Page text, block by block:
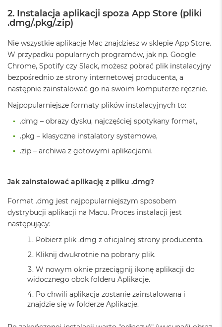
2
G
a
c
B
o
o
k
i
M
o
k
A
i
M
M
a
c
B
o
2. Instalacja aplikacji spoza App Store (pliki
.dmg/.pkg/.zip)
Nie wszystkie aplikacje Mac znajdziesz w sklepie App Store.
W przypadku popularnych programów, jak np. Google
Chrome, Spotify czy Slack, możesz pobrać plik instalacyjny
bezpośrednio ze strony internetowej producenta, a
następnie zainstalować go na swoim komputerze ręcznie.
Najpopularniejsze formaty plików instalacyjnych to:
.dmg – obrazy dysku, najczęściej spotykany format,
.pkg – klasyczne instalatory systemowe,
.zip – archiwa z gotowymi aplikacjami.
Jak zainstalować aplikację z pliku .dmg?
Format .dmg jest najpopularniejszym sposobem
dystrybucji aplikacji na Macu. Proces instalacji jest
następujący:
Pobierz plik .dmg z oficjalnej strony producenta.
Kliknij dwukrotnie na pobrany plik.
W nowym oknie przeciągnij ikonę aplikacji do
widocznego obok folderu Aplikacje.
Po chwili aplikacja zostanie zainstalowana i
znajdzie się w folderze Aplikacje.